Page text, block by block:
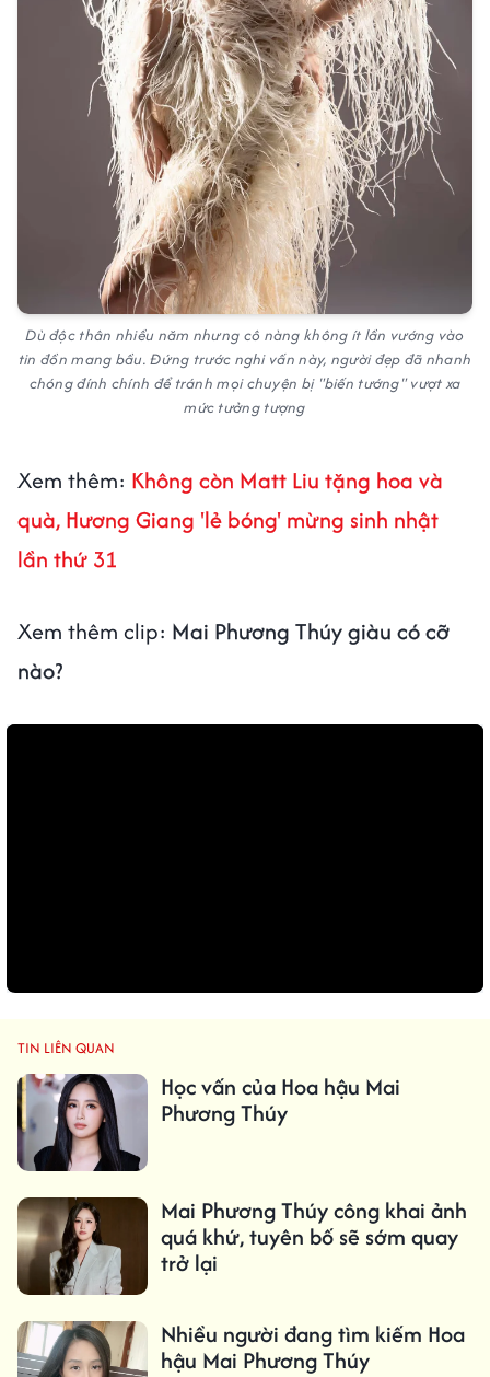
Dù độc thân nhiều năm nhưng cô nàng không ít lần vướng vào
tin đồn mang bầu. Đứng trước nghi vấn này, người đẹp đã nhanh
chóng đính chính để tránh mọi chuyện bị "biến tướng" vượt xa
mức tưởng tượng
Xem thêm: Không còn Matt Liu tặng hoa và
quà, Hương Giang 'lẻ bóng' mừng sinh nhật
lần thứ 31
Xem thêm clip: Mai Phương Thúy giàu có cỡ
nào?
TIN LIÊN QUAN
Học vấn của Hoa hậu Mai
Phương Thúy
Mai Phương Thúy công khai ảnh
quá khứ, tuyên bố sẽ sớm quay
trở lại
Nhiều người đang tìm kiếm Hoa
hậu Mai Phương Thúy